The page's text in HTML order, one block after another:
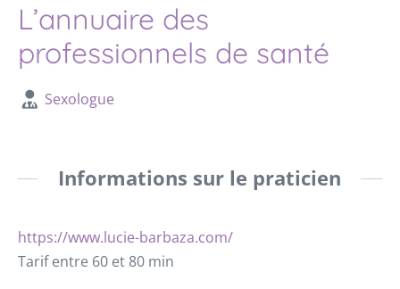
L’annuaire des
professionnels de santé
Sexologue
Informations sur le praticien
https://www.lucie-barbaza.com/
Tarif entre 60 et 80 min